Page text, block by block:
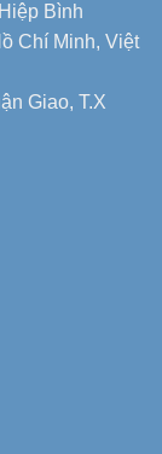
Bình
Chí Minh, Việt
Giao, T.X